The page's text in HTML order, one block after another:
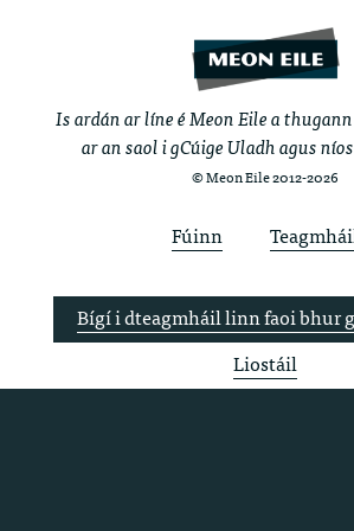
Is ardán ar líne é Meon Eile a
ar an saol i gCúige Uladh agus
© Meon Eile 2012-2026
Fúinn
Bígí i dteagmháil linn faoi bhur
Liostáil